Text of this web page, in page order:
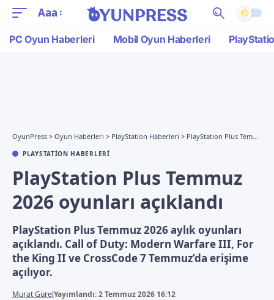
Aaa
PC Oyun Haberleri Mobil Oyun Haberleri
OyunPress > Oyun Haberleri > PlayStation Haberleri > PlayStation Plus Temmuz 2026 oyunları açıklandı
PLAYSTATION HABERLERI
PlayStation Plus Temmuz
2026 oyunları açıklandı
PlayStation Plus Temmuz 2026 aylık oyunları
açıklandı. Call of Duty: Modern Warfare III, For
the King II ve CrossCode 7 Temmuz’da erişime
açılıyor.
Murat GürelYayımlandı: 2 Temmuz 2026 16:12